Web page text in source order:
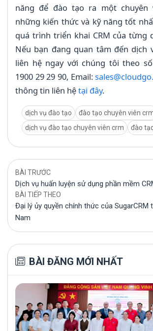
năng để đào tạo ra một chuyên
những kiến thức và kỹ năng tốt
quá trình triển khai CRM của từng
Nếu bạn đang quan tâm đến dịch
liên hệ ngay với chúng tôi theo
1900 29 29 90, Email:
thông tin liên hệtại đây.
dịch vụ đào tạo
đào tạo chuyên viên
dịch vụ đào tạo chuyên viên crm
đào
BÀI TRƯỚC
Dịch vụ huấn luyện sử dụng phần mềm
BÀI TIẾP THEO
Đại lý ủy quyền chính thức của SugarCRM
Nam
BÀI ĐĂNG MỚI NHẤT